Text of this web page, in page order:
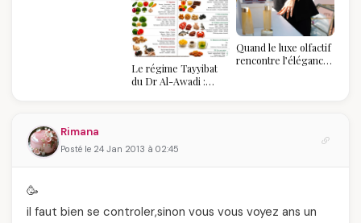
Le régime Tayyibat
du Dr Al-Awadi :
vraiment savoir
Quand le luxe olfactif
rencontre l’élégance
Rimana
Posté le 24 Jan 2013 à 02:45
🥳
il faut bien se controler,sinon vous vous voyez ans un